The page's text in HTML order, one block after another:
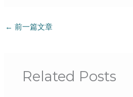
← 前一篇文章
Related Posts